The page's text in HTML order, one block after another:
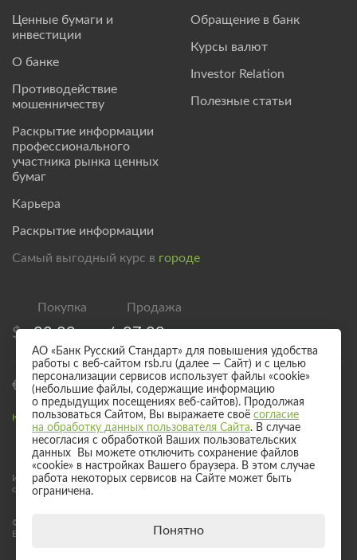
Ценные бумаги и
инвестиции
О банке
Противодействие
мошенничеству
Раскрытие информации
профессионального
участника рынка ценных
бумаг
Карьера
Раскрытие информации
Обращение в банк
Курсы валют
Investor Relation
Полезные статьи
Самый выгодный курс в городе
$ 82,00 / 87,00
€ 94,00 / 99,00
Курс валют для безналичного обмена
Информация о процентных ставках по договорам банковского вклада
с физическими лицами
© 2017 - 2026 АО «Банк Русский Стандарт». Универсальная лицензия
Банка России № 2289 выдана бессрочно 04 сентября 2024 года.
АО «Банк Русский Стандарт» для повышения удобства
работы с веб-сайтом rsb.ru (далее — Сайт) и с целью
персонализации сервисов использует файлы «cookie»
(небольшие файлы, содержащие информацию
о предыдущих посещениях веб-сайтов). Продолжая
пользоваться Сайтом, Вы выражаете своё согласие
на обработку данных пользователя Сайта. В случае
несогласия с обработкой Ваших пользовательских
данных Вы можете отключить сохранение файлов
«cookie» в настройках Вашего браузера. В этом случае
работа некоторых сервисов на Сайте может быть
ограничена.
Понятно